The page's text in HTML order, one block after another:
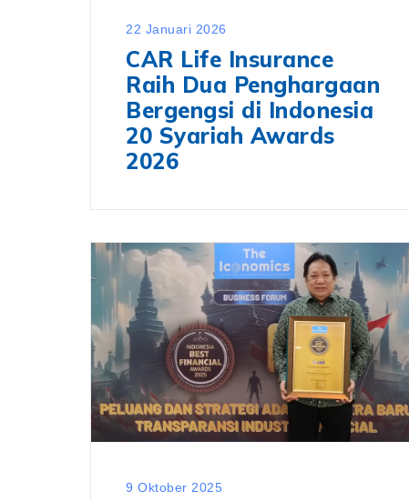
22 Januari 2026
CAR Life Insurance
Raih Dua Penghargaan
Bergengsi di Indonesia
20 Syariah Awards
2026
9 Oktober 2025